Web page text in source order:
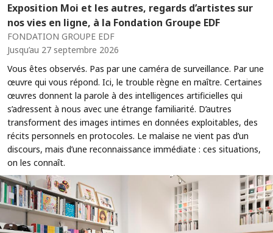
Exposition Moi et les autres, regards d’artistes sur
nos vies en ligne, à la Fondation Groupe EDF
FONDATION GROUPE EDF
Jusqu’au 27 septembre 2026
Vous êtes observés. Pas par une caméra de surveillance. Par une
œuvre qui vous répond. Ici, le trouble règne en maître. Certaines
œuvres donnent la parole à des intelligences artificielles qui
s’adressent à nous avec une étrange familiarité. D’autres
transforment des images intimes en données exploitables, des
récits personnels en protocoles. Le malaise ne vient pas d’un
discours, mais d’une reconnaissance immédiate : ces situations,
on les connaît.